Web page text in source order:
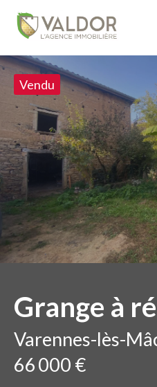
Vendu
Grange à
Varennes-lès-
66 000 €